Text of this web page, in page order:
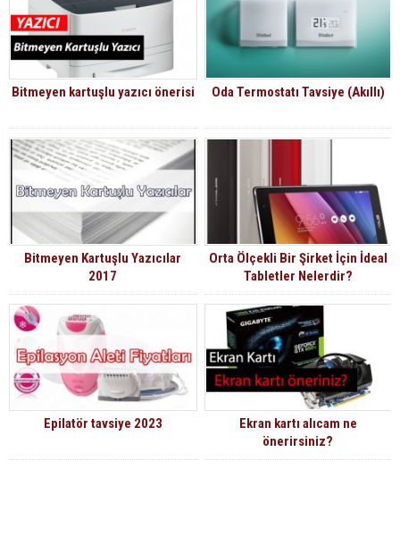
Bitmeyen kartuşlu yazıcı önerisi Oda Termostatı Tavsiye (Akıllı)
Bitmeyen Kartuşlu Yazıcılar
2017
Orta Ölçekli Bir Şirket İçin İdeal
Tabletler Nelerdir?
Epilatör tavsiye 2023
Ekran kartı alıcam ne
önerirsiniz?